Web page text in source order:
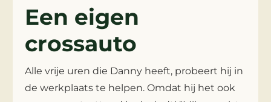
Een eigen
crossauto
Alle vrije uren die Danny heeft, probeert hij in
de werkplaats te helpen. Omdat hij het ook